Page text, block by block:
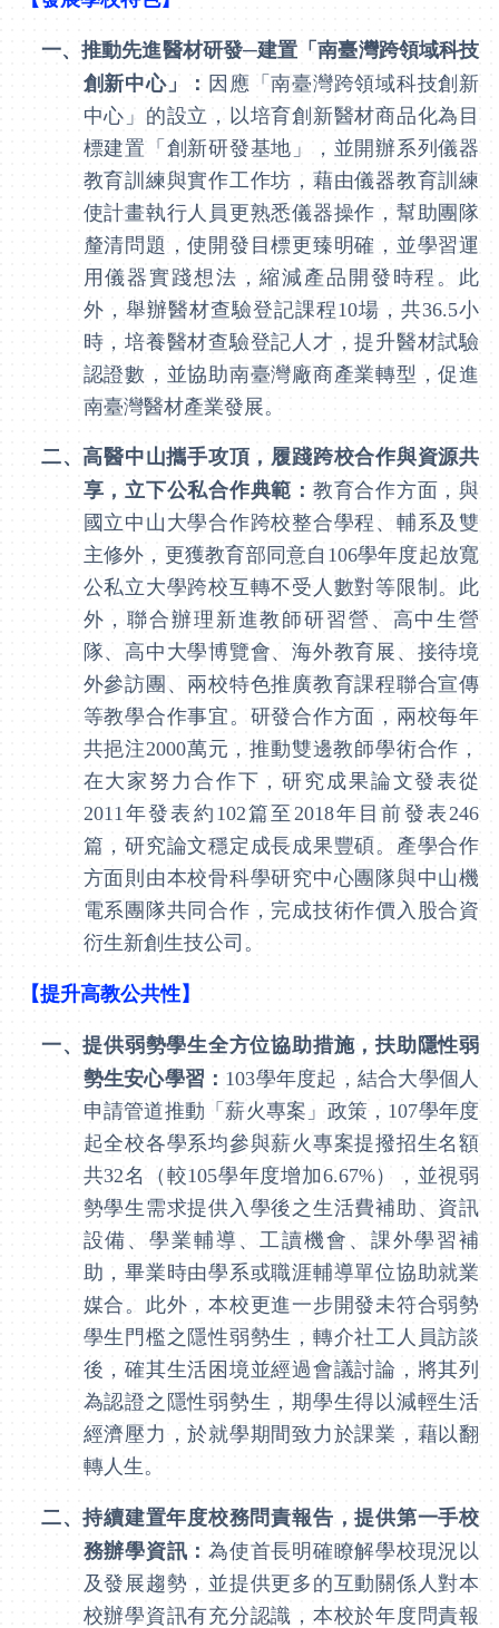
一、推動先進醫材研發─建置「南臺灣跨領域科技
創新中心」： 因應「南臺灣跨領域科技創新
中心」的設立，以培育創新醫材商品化為目
標建置「創新研發基地」，並開辦系列儀器
教育訓練與實作工作坊，藉由儀器教育訓練
使計畫執行人員更熟悉儀器操作，幫助團隊
釐清問題，使開發目標更臻明確，並學習運
用儀器實踐想法，縮減產品開發時程。此
外，舉辦醫材查驗登記課程10場，共36.5小
時，培養醫材查驗登記人才，提升醫材試驗
認證數，並協助南臺灣廠商產業轉型，促進
南臺灣醫材產業發展。
二、高醫中山攜手攻頂，履踐跨校合作與資源共
享，立下公私合作典範： 教育合作方面，與
國立中山大學合作跨校整合學程、輔系及雙
主修外，更獲教育部同意自 106學年度起放寬
公私立大學跨校互轉不受人數對等限制。此
外，聯合辦理新進教師研習營、高中生營
隊、高中大學博覽會、海外教育展、接待境
外參訪團、兩校特色推廣教育課程聯合宣傳
等教學合作事宜。研發合作方面，兩校每年
共挹注2000萬元，推動雙邊教師學術合作，
在大家努力合作下，研究成果論文發表從
2011年發表約 102篇至 2018年目前發表246
篇，研究論文穩定成長成果豐碩。產學合作
方面則由本校骨科學研究中心團隊與中山機
電系團隊共同合作，完成技術作價入股合資
衍生新創生技公司。
【提升高教公共性】
一、提供弱勢學生全方位協助措施，扶助隱性弱
勢生安心學習： 103學年度起，結合大學個人
申請管道推動「薪火專案」政策， 107學年度
起全校各學系均參與薪火專案提撥招生名額
共32名（較105學年度增加6.67%），並視弱
勢學生需求提供入學後之生活費補助、資訊
設備、學業輔導、工讀機會、課外學習補
助，畢業時由學系或職涯輔導單位協助就業
媒合。此外，本校更進一步開發未符合弱勢
學生門檻之隱性弱勢生，轉介社工人員訪談
後，確其生活困境並經過會議討論，將其列
為認證之隱性弱勢生，期學生得以減輕生活
經濟壓力，於就學期間致力於課業，藉以翻
轉人生。
二、持續建置年度校務問責報告，提供第一手校
務辦學資訊：為使首長明確瞭解學校現況以
及發展趨勢，並提供更多的互動關係人對本
校辦學資訊有充分認識，本校於年度問責報